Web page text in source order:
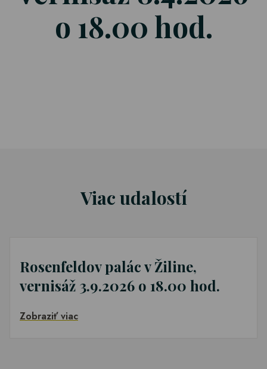
o 18.00 hod.
Viac udalostí
Rosenfeldov palác v Žiline,
vernisáž 3.9.2026 o 18.00 hod.
Zobraziť viac